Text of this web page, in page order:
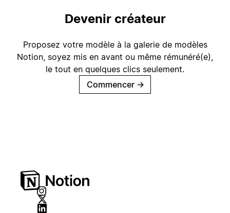
Devenir créateur
Proposez votre modèle à la galerie de modèles
Notion, soyez mis en avant ou même rémunéré(e),
le tout en quelques clics seulement.
Commencer →